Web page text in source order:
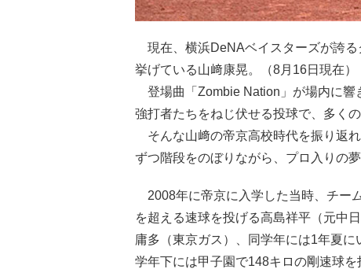
現在、横浜DeNAベイスターズが誇る
挙げている山﨑康晃。（8月16日現在）
登場曲「Zombie Nation」が場内に響
強打者たちをねじ伏せる投球で、多く
そんな山﨑の帝京高校時代を振り返
ずつ階段をのぼりながら、プロ入りの夢
2008年に帝京に入学した当時、チー
を超える速球を投げる高島祥平（元中
庸多（東京ガス）、同学年には1年夏
学年下には甲子園で148キロの剛速球